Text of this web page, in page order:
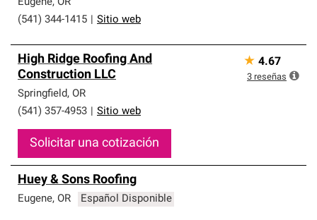
Eugene, OR
(541) 344-1415
Sitio web
High Ridge Roofing And
Construction LLC
Springfield, OR
(541) 357-4953
Sitio web
Solicitar una cotización
★ 4.67
3 reseñas
Huey & Sons Roofing
Eugene, OR Español Disponible